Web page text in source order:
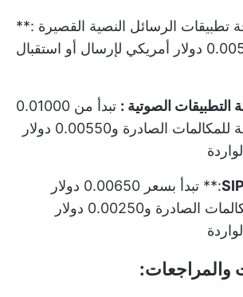
تطبيقات الرسائل النصية القصيرة :**
تبدأ من 0.00550 دولار أمريكي لإرسال أو استقبال
التطبيقات الصوتية :
تبدأ من 0.01000
دولار للدقيقة للمكالمات الصادرة و0.00550 دولار
:** تبدأ بسعر 0.00650 دولار
للدقيقة للمكالمات الصادرة و0.00250 دولار
والمراجعات: